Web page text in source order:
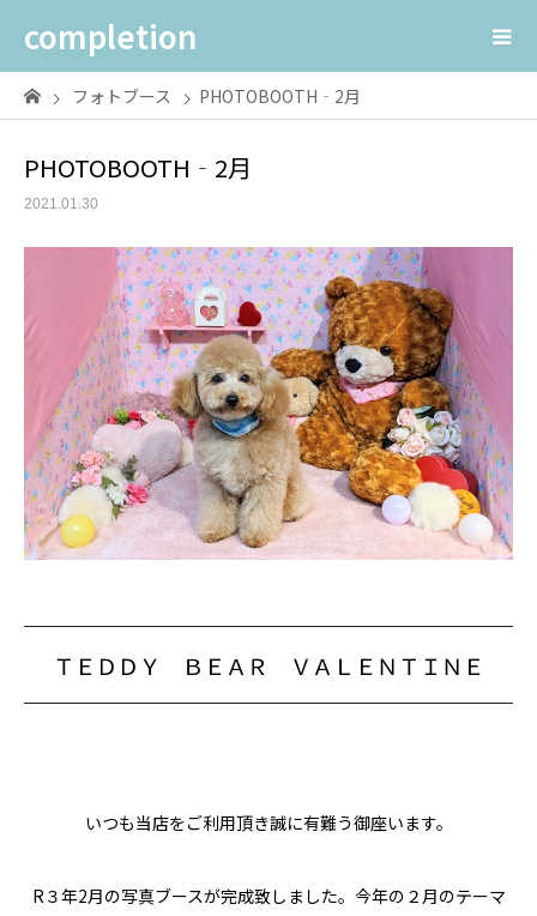
completion
フォトブース PHOTOBOOTH‐2月
PHOTOBOOTH‐2月
2021.01.30
ＴＥＤＤＹ ＢＥＡＲ ＶＡＬＥＮＴＩＮＥ
いつも当店をご利用頂き誠に有難う御座います。
R３年2月の写真ブースが完成致しました。今年の２月のテーマ